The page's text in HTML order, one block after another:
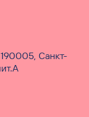
Санкт-